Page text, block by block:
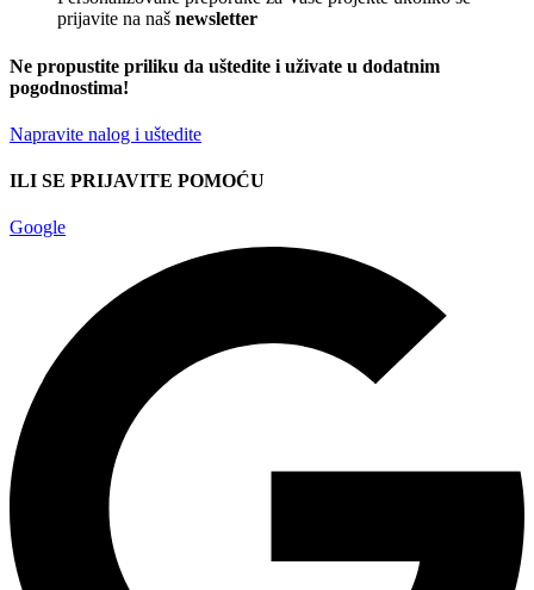
prijavite na naš newsletter
Ne propustite priliku da uštedite i uživate u dodatnim
pogodnostima!
Napravite nalog i uštedite
ILI SE PRIJAVITE POMOĆU
Google